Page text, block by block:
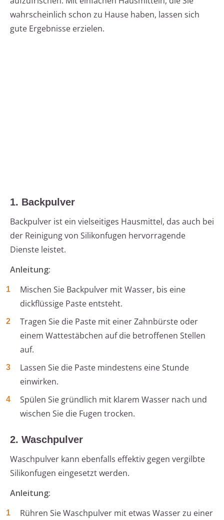
wahrscheinlich schon zu Hause haben, lassen sich
gute Ergebnisse erzielen.
1. Backpulver
Backpulver ist ein vielseitiges Hausmittel, das auch bei
der Reinigung von Silikonfugen hervorragende
Dienste leistet.
Anleitung:
Mischen Sie Backpulver mit Wasser, bis eine
dickflüssige Paste entsteht.
Tragen Sie die Paste mit einer Zahnbürste oder
einem Wattestäbchen auf die betroffenen Stellen
auf.
Lassen Sie die Paste mindestens eine Stunde
einwirken.
Spülen Sie gründlich mit klarem Wasser nach und
wischen Sie die Fugen trocken.
2. Waschpulver
Waschpulver kann ebenfalls effektiv gegen vergilbte
Silikonfugen eingesetzt werden.
Anleitung:
Rühren Sie Waschpulver mit etwas Wasser zu einer